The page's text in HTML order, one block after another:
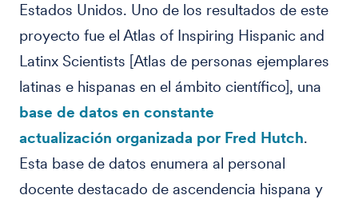
Estados Unidos. Uno de los resultados de este
proyecto fue el Atlas of Inspiring Hispanic and
Latinx Scientists [Atlas de personas ejemplares
latinas e hispanas en el ámbito científico], una
base de datos en constante
actualización organizada por Fred Hutch.
Esta base de datos enumera al personal
docente destacado de ascendencia hispana y